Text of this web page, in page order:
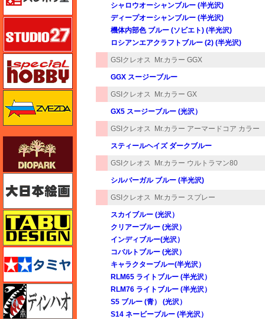
シャロウオーシャンブルー (半光沢)
ディープオーシャンブルー (半光沢)
機体内部色 ブルー (ソビエト) (半光沢)
ロシアンエアクラフトブルー (2) (半光沢)
GSIクレオス Mr.カラー GGX
GGX スージーブルー
GSIクレオス Mr.カラー GX
GX5 スージーブルー (光沢）
GSIクレオス Mr.カラー アーマードコア カラー
スティールヘイズ ダークブルー
GSIクレオス Mr.カラー ウルトラマン80
シルバーガル ブルー (半光沢)
GSIクレオス Mr.カラー スプレー
スカイブルー (光沢）
クリアーブルー (光沢）
インディブルー(光沢）
コバルトブルー (光沢）
キャラクターブルー(半光沢）
RLM65 ライトブルー (半光沢）
RLM76 ライトブルー (半光沢）
S5 ブルー (青） (光沢）
S14 ネービーブルー (半光沢）
スタジオ27・タブデザイン
スペシャルホビー
ズベズダ（Zvezda）
ダイオパーク（diopark）
タブデザイン・スタジオ27
ディン・ハオ